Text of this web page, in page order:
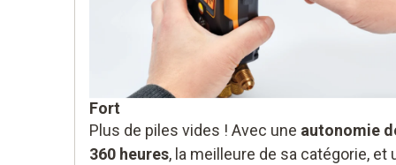
Fort
Plus de piles vides ! Avec une autonomie
360 heures, la meilleure de sa catégorie, et